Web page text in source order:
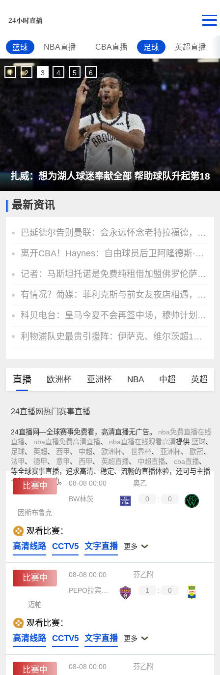
篮球 NBA直播 CBA直播 足球 英超直播
扎威：想为湖人球迷奉献全部 帮助球队升起第18
1 2 3 4 5 6
最新资讯
巴延德尔告别曼联：会永远怀念老特拉福德，我的心与你们同在
离开CBA！Haynes：自由球员后卫阿隆德斯·威廉姆斯签约奇才
记者：马斯坦托诺是免费纯租借加盟佛罗伦萨，后者承担全额薪水
有情况？葡媒：菲利克斯与前女友夜店相遇，交谈后社媒再次互关
科贝电台：皇马今夏不会再签中场，穆帅计划让B席踢主力
利物浦队史最贵引援阵：伊萨克、维尔茨超1亿欧、纳比·凯塔在列
直播 欧洲杯 亚洲杯 NBA 中超 英超
24直播网热门赛事直播
24直播网—全球赛事免费看，高清直播无广告。 nba免费直播在线
直播、 nba直播免费高清直播、 nba直播在线观看高清提供 篮球、
足球、 英超、 西甲、 中超、 欧洲杯、 世界杯、 亚洲杯、 欧冠、
法甲、 德甲、 意甲、 西甲、 英超直播、 中超直播、 cba直播、
等全球赛事直播，追求高清、稳定、流畅的直播体验，还可与主播
一起零距离互动。
比赛中 08-08 00:00
奥乙
BW林茨
0 :
0
因斯布鲁克
观看比赛：
高清线路
CCTV5 文字直播 更多
比赛中 08-08 00:00
芬乙附
PEPO拉宾兰塔
1 :
0
迈帕
观看比赛：
高清线路
CCTV5 文字直播 更多
比赛中 08-08 00:00
芬乙附